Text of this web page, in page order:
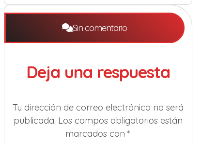
Sin comentario
Deja una respuesta
Tu dirección de correo electrónico no será
publicada. Los campos obligatorios están
marcados con*